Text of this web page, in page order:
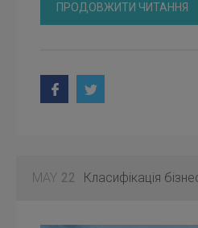
ПРОДОВЖИТИ ЧИТАННЯ
MAY 22 Класифікація